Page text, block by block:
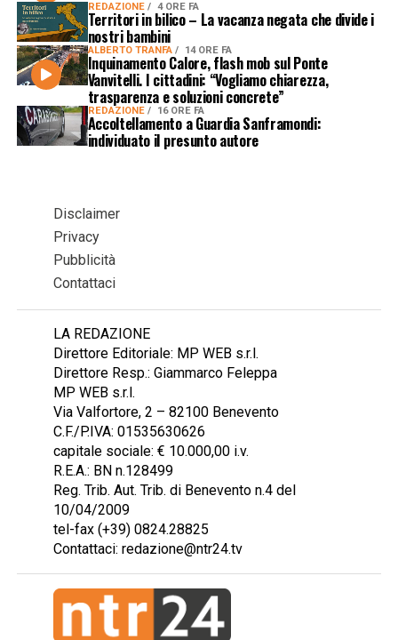
REDAZIONE 4 ORE FA
Territori in bilico – La vacanza negata che divide i
nostri bambini
ALBERTO TRANFA 14 ORE FA
Inquinamento Calore, flash mob sul Ponte
Vanvitelli. I cittadini: “Vogliamo chiarezza,
trasparenza e soluzioni concrete”
REDAZIONE 16 ORE FA
Accoltellamento a Guardia Sanframondi:
individuato il presunto autore
Disclaimer
Privacy
Pubblicità
Contattaci
LA REDAZIONE
Direttore Editoriale: MP WEB s.r.l.
Direttore Resp.: Giammarco Feleppa
MP WEB s.r.l.
Via Valfortore, 2 – 82100 Benevento
C.F./P.IVA: 01535630626
capitale sociale: € 10.000,00 i.v.
R.E.A.: BN n.128499
Reg. Trib. Aut. Trib. di Benevento n.4 del
10/04/2009
tel-fax (+39) 0824.28825
Contattaci: redazione@ntr24.tv